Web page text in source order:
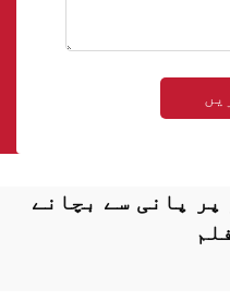
پانی سے بچانے